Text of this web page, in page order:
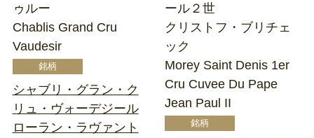
ゥルー
Chablis Grand Cru
Vaudesir
シャブリ・グラン・ク
リュ・ヴォーデジール
ローラン・ラヴァント
ール２世
クリストフ・ブリチェ
ック
Morey Saint Denis 1er
Cru Cuvee Du Pape
Jean Paul II